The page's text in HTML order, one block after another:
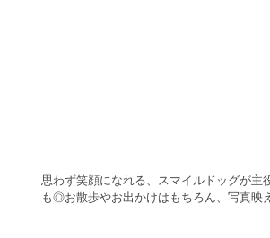
思わず笑顔になれる、スマイルドッグが主
も◎お散歩やお出かけはもちろん、写真映